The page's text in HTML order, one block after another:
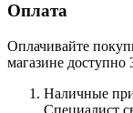
Оплата
Оплачивайте
магазине доступно
Наличные